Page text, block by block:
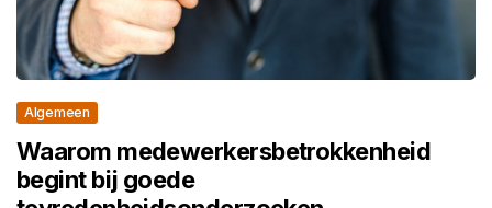
Algemeen
Waarom medewerkersbetrokkenheid
begint bij goede